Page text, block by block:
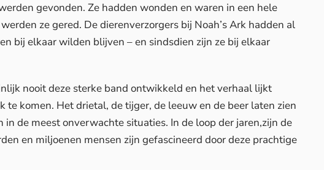
gevonden. Ze hadden wonden en waren in een hele
ze gered. De dierenverzorgers bij Noah’s Ark hadden al
bij elkaar wilden blijven – en sindsdien zijn ze bij elkaar
nooit deze sterke band ontwikkeld en het verhaal lijkt
te komen. Het drietal, de tijger, de leeuw en de beer laten zien
de meest onverwachte situaties. In de loop der jaren,zijn de
en miljoenen mensen zijn gefascineerd door deze prachtige